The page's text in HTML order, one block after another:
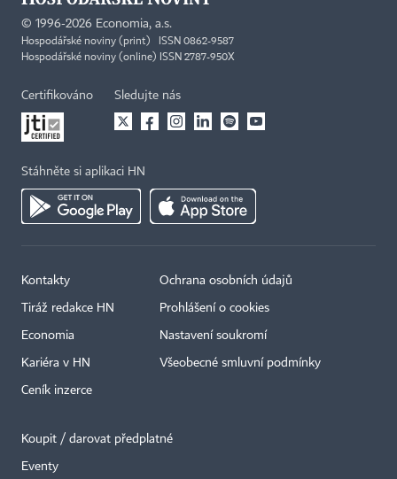
© 1996-2026 Economia, a.s.
Hospodářské noviny (print) ISSN 0862-9587
Hospodářské noviny (online) ISSN 2787-950X
Certifikováno Sledujte nás
Stáhněte si aplikaci HN
Kontakty
Tiráž redakce HN
Economia
Kariéra v HN
Ceník inzerce
Ochrana osobních údajů
Prohlášení o cookies
Nastavení soukromí
Všeobecné smluvní podmínky
Koupit / darovat předplatné
Eventy